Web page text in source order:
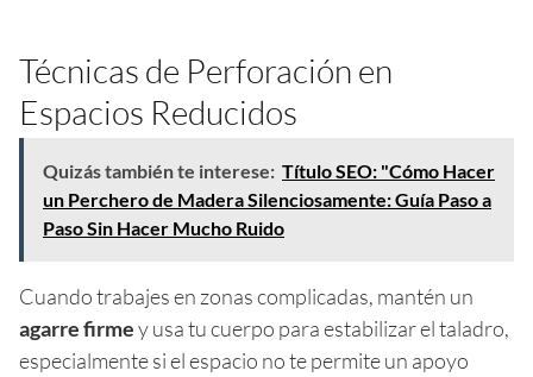
Técnicas de Perforación en
Espacios Reducidos
Quizás también te interese: Título SEO: "Cómo Hacer
un Perchero de Madera Silenciosamente: Guía Paso a
Paso Sin Hacer Mucho Ruido
Cuando trabajes en zonas complicadas, mantén un
agarre firmey usa tu cuerpo para estabilizar el taladro,
especialmente si el espacio no te permite un apoyo